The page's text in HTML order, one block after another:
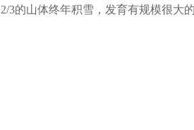
3的山体终年积雪，发育有规模很